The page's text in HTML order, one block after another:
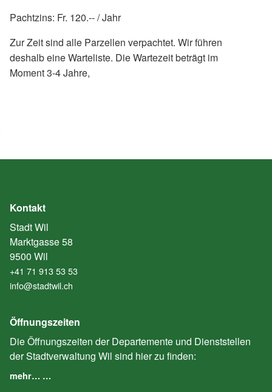
Pachtzins: Fr. 120.-- / Jahr
Zur Zeit sind alle Parzellen verpachtet. Wir führen
deshalb eine Warteliste. Die Wartezeit beträgt im
Moment 3-4 Jahre,
Kontakt
Stadt Wil
Marktgasse 58
9500 Wil
+41 71 913 53 53
info@stadtwil.ch
Öffnungszeiten
Die Öffnungszeiten der Departemente und Dienststellen
der Stadtverwaltung Wil sind hier zu finden:
mehr… …